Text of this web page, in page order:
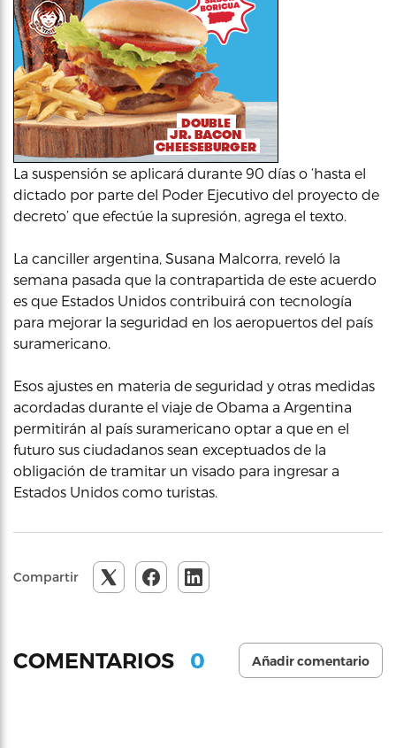
La suspensión se aplicará durante 90 días o ‘hasta el
dictado por parte del Poder Ejecutivo del proyecto de
decreto’ que efectúe la supresión, agrega el texto.
La canciller argentina, Susana Malcorra, reveló la
semana pasada que la contrapartida de este acuerdo
es que Estados Unidos contribuirá con tecnología
para mejorar la seguridad en los aeropuertos del país
suramericano.
Esos ajustes en materia de seguridad y otras medidas
acordadas durante el viaje de Obama a Argentina
permitirán al país suramericano optar a que en el
futuro sus ciudadanos sean exceptuados de la
obligación de tramitar un visado para ingresar a
Estados Unidos como turistas.
Compartir
COMENTARIOS 0 Añadir comentario